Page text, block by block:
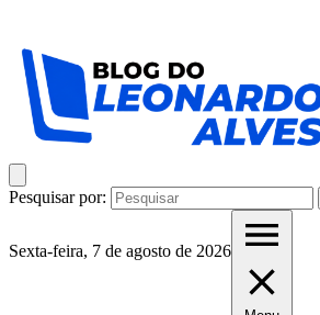
Pesquisar por:
Sexta-feira, 7 de agosto de 2026